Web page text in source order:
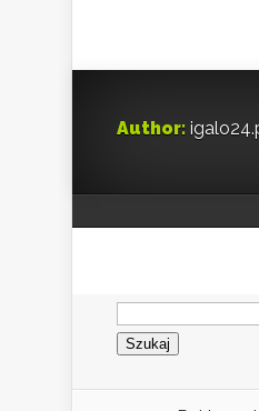
Author:
Szukaj: